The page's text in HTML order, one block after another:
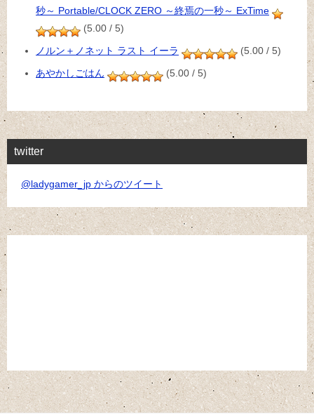
秒～ Portable/CLOCK ZERO ～終焉の一秒～ ExTime
(5.00 / 5)
ノルン＋ノネット ラスト イーラ
(5.00 / 5)
あやかしごはん
(5.00 / 5)
twitter
@ladygamer_jp からのツイート